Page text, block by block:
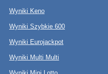
Wyniki Keno
Wyniki Szybkie 600
Wyniki Eurojackpot
Wyniki Multi Multi